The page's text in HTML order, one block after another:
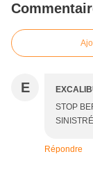
E
STOP
Répondre